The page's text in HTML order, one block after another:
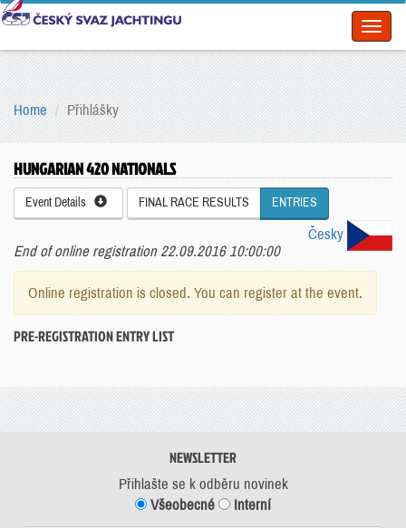
Home Přihlášky
HUNGARIAN 420 NATIONALS
Event Details FINAL RACE RESULTS ENTRIES
Česky
End of online registration 22.09.2016 10:00:00
Online registration is closed. You can register at the event.
PRE-REGISTRATION ENTRY LIST
NEWSLETTER
Přihlašte se k odběru novinek
Všeobecné
Interní